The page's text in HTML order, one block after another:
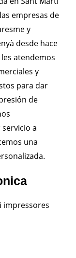
empresas de
y
desde hace
atendemos
y
para dar
de
a
una
impressores